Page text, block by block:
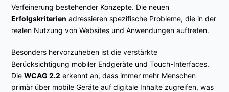
Verfeinerung bestehender Konzepte. Die neuen
Erfolgskriterien adressieren spezifische Probleme, die in der
realen Nutzung von Websites und Anwendungen auftreten.
Besonders hervorzuheben ist die verstärkte
Berücksichtigung mobiler Endgeräte und Touch-Interfaces.
DieWCAG 2.2 erkennt an, dass immer mehr Menschen
primär über mobile Geräte auf digitale Inhalte zugreifen, was